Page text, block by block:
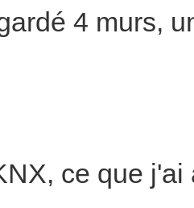
4 murs,
ce que j'ai